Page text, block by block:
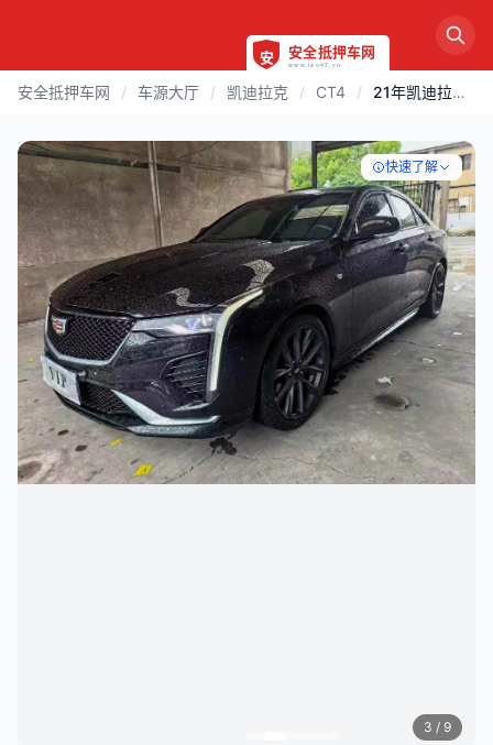
安全抵押车网 / 车源大厅 / 凯迪拉克 / CT4 / 21年凯迪拉克CT4豪华版
快速了解
3 / 9